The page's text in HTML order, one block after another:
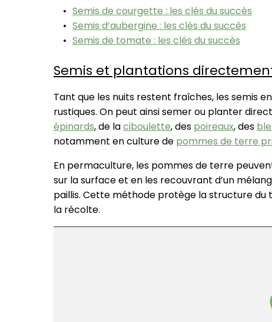
Semis de courgette : les clés du succès
Semis d’aubergine : les clés du succès
Semis de tomate : les clés du succès
Semis et plantations
Tant que les nuits restent fraîches, les semis
rustiques. On peut ainsi semer ou planter
épinards, de laciboulette, des poireaux, des
notamment en culture de pommes de terre
En permaculture, les pommes de terre
sur la surface et en les recouvrant d’un
paillis. Cette méthode protège la structure
la récolte.